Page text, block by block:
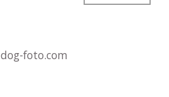
dog-foto.com